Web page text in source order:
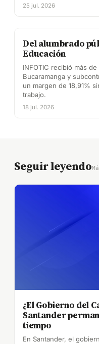
25 jul. 2026
Del alumbrado
Educación
INFOTIC recibió más
Bucaramanga y
un margen de 18,91%
trabajo.
18 jul. 2026
Seguir leyendo
¿El Gobierno del
Santander
tiempo
En Santander, el